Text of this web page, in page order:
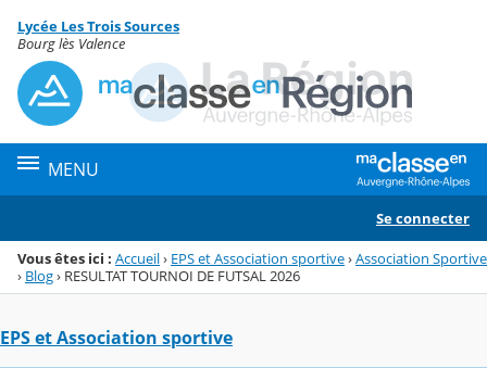
Menu de la rubrique
Contenu
Lycée Les Trois Sources
Bourg lès Valence
MENU
Se connecter
Vous êtes ici : Accueil› EPS et Association sportive›Association Sportive
› Blog› RESULTAT TOURNOI DE FUTSAL 2026
EPS et Association sportive